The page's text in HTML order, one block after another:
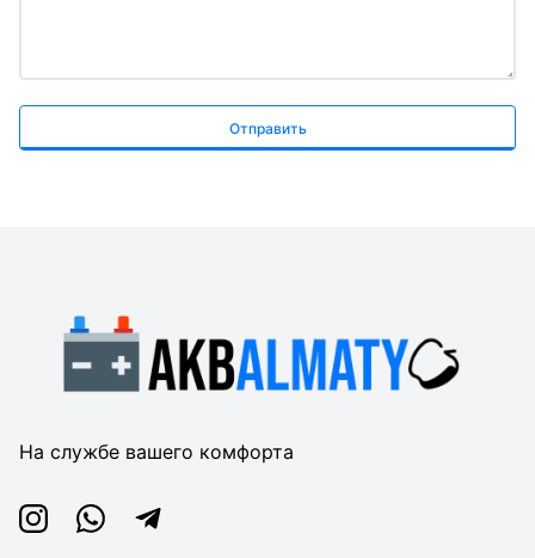
Отправить
На службе вашего комфорта
InstagramWhatsappTelegram